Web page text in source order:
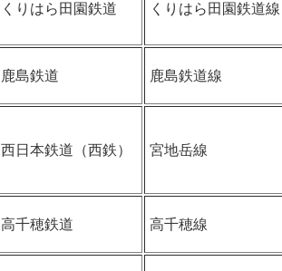
くりはら田園鉄道 くりはら田園鉄道線
鹿島鉄道 鹿島鉄道線
西日本鉄道（西鉄） 宮地岳線
高千穂鉄道 高千穂線